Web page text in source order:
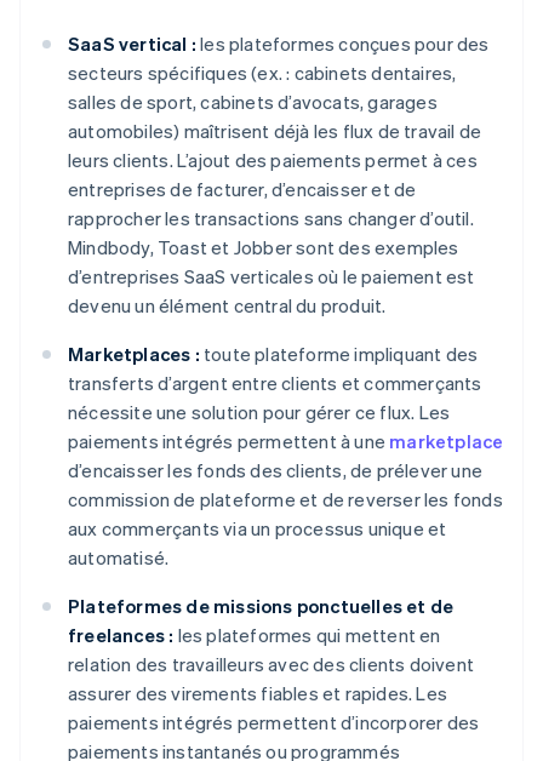
SaaS vertical : les plateformes conçues pour des
secteurs spécifiques (ex. : cabinets dentaires,
salles de sport, cabinets d’avocats, garages
automobiles) maîtrisent déjà les flux de travail de
leurs clients. L’ajout des paiements permet à ces
entreprises de facturer, d’encaisser et de
rapprocher les transactions sans changer d’outil.
Mindbody, Toast et Jobber sont des exemples
d’entreprises SaaS verticales où le paiement est
devenu un élément central du produit.
Marketplaces : toute plateforme impliquant des
transferts d’argent entre clients et commerçants
nécessite une solution pour gérer ce flux. Les
paiements intégrés permettent à une marketplace
d’encaisser les fonds des clients, de prélever une
commission de plateforme et de reverser les fonds
aux commerçants via un processus unique et
automatisé.
Plateformes de missions ponctuelles et de
freelances : les plateformes qui mettent en
relation des travailleurs avec des clients doivent
assurer des virements fiables et rapides. Les
paiements intégrés permettent d’incorporer des
paiements instantanés ou programmés